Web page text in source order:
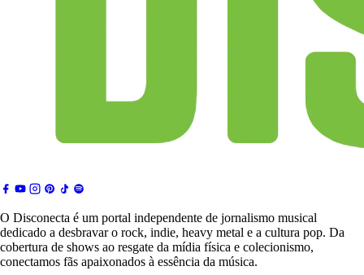
O Disconecta é um portal independente de jornalismo musical
dedicado a desbravar o rock, indie, heavy metal e a cultura pop. Da
cobertura de shows ao resgate da mídia física e colecionismo,
conectamos fãs apaixonados à essência da música.